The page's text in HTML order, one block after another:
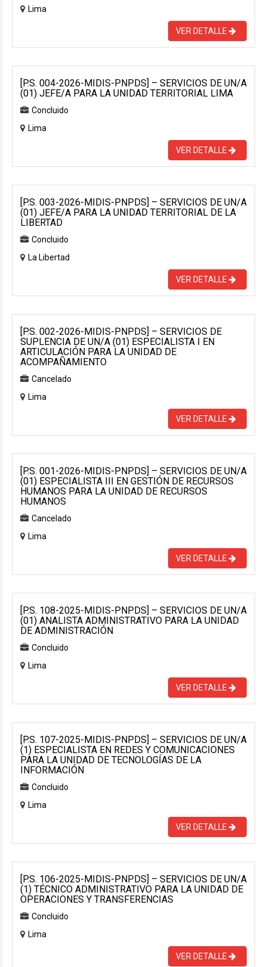
Lima
VER DETALLE
[P.S. 004-2026-MIDIS-PNPDS] – SERVICIOS DE UN/A
(01) JEFE/A PARA LA UNIDAD TERRITORIAL LIMA
Concluido
Lima
VER DETALLE
[P.S. 003-2026-MIDIS-PNPDS] – SERVICIOS DE UN/A
(01) JEFE/A PARA LA UNIDAD TERRITORIAL DE LA
LIBERTAD
Concluido
La Libertad
VER DETALLE
[P.S. 002-2026-MIDIS-PNPDS] – SERVICIOS DE
SUPLENCIA DE UN/A (01) ESPECIALISTA I EN
ARTICULACIÓN PARA LA UNIDAD DE
ACOMPAÑAMIENTO
Cancelado
Lima
VER DETALLE
[P.S. 001-2026-MIDIS-PNPDS] – SERVICIOS DE UN/A
(01) ESPECIALISTA III EN GESTIÓN DE RECURSOS
HUMANOS PARA LA UNIDAD DE RECURSOS
HUMANOS
Cancelado
Lima
VER DETALLE
[P.S. 108-2025-MIDIS-PNPDS] – SERVICIOS DE UN/A
(01) ANALISTA ADMINISTRATIVO PARA LA UNIDAD
DE ADMINISTRACIÓN
Concluido
Lima
VER DETALLE
[P.S. 107-2025-MIDIS-PNPDS] – SERVICIOS DE UN/A
(1) ESPECIALISTA EN REDES Y COMUNICACIONES
PARA LA UNIDAD DE TECNOLOGÍAS DE LA
INFORMACIÓN
Concluido
Lima
VER DETALLE
[P.S. 106-2025-MIDIS-PNPDS] – SERVICIOS DE UN/A
(1) TÉCNICO ADMINISTRATIVO PARA LA UNIDAD DE
OPERACIONES Y TRANSFERENCIAS
Concluido
Lima
VER DETALLE